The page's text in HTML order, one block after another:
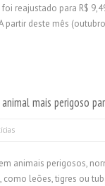
reajustado para R$
partir deste mês
mais perigoso
animais perigosos,
como leões, tigres ou